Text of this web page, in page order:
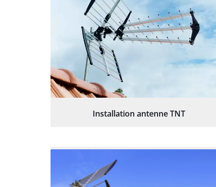
Installation antenne TNT